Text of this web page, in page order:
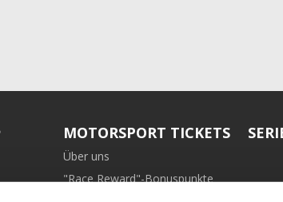
MOTORSPORT TICKETS
Über uns
"Race Reward"-Bonuspunkte